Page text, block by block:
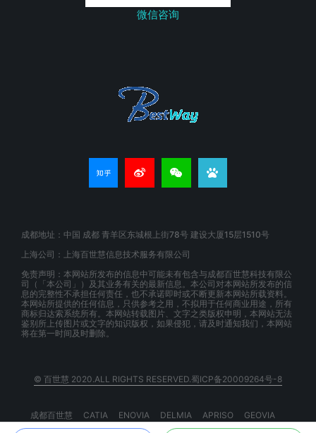
微信咨询
成都地址：中国 成都 青羊区东城根上街78号 建设大厦15层1510号
上海公司：上海百世慧信息技术服务有限公司
免责声明：本网站所发布的信息中可能未有包含与成都百世慧科技有限公
司（「本公司」）及其业务有关的最新信息。本公司对本网站所发布的信
息的完整性不承担任何责任，也不承诺即时或不断更新本网站所载资料。
本网站所提供的任何信息，只供参考之用，不拟用于任何商业用途，所有
商标归达索系统所有。本网站转载图片、文字之类版权申明，本网站无法
鉴别所上传图片或文字的知识版权，如果侵犯，请及时通知我们，本网站
将在第一时间及时删除。
© 百世慧 2020.ALL RIGHTS RESERVED.蜀ICP备20009264号-8
成都百世慧 CATIA ENOVIA DELMIA APRISO
GEOVIA